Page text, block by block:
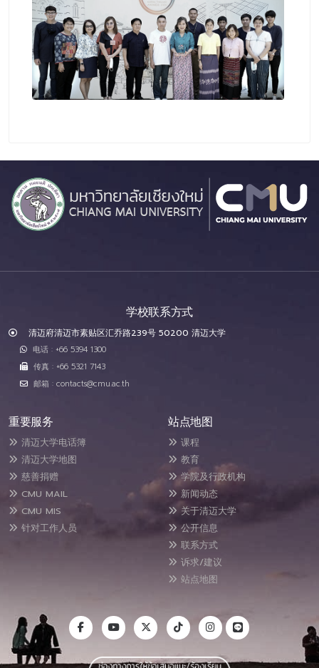
学校联系方式
清迈府清迈市素贴区汇乔路239号 50200 清迈大学
电话 : +66 5394 1300
传真 : +66 5321 7143
邮箱 : contacts@cmu.ac.th
重要服务
清迈大学电话簿
清迈大学地图
慈善捐赠
CMU MAIL
CMU MIS
针对工作人员
站点地图
课程
教育
学院及行政机构
新闻动态
关于清迈大学
公开信息
联系方式
诉求/建议
站点地图